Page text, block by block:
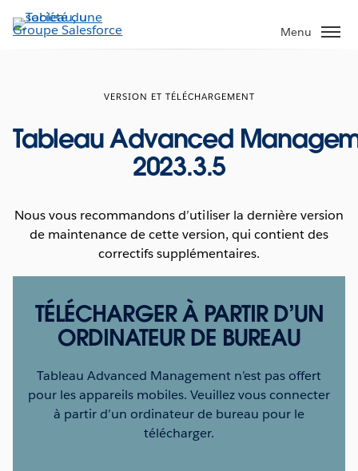
Aller
au
Menu
VERSION ET TÉLÉCHARGEMENT
Tableau Advanced
2023.3.5
Nous vous recommandons d’utiliser la dernière version
de maintenance de cette version, qui contient des
correctifs supplémentaires.
TÉLÉCHARGER À PARTIR D’UN
ORDINATEUR DE BUREAU
Tableau Advanced Management n’est pas offert
pour les appareils mobiles. Veuillez vous connecter
à partir d’un ordinateur de bureau pour le
télécharger.